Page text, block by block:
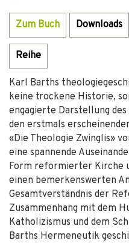
Zum Buch Downloads
Reihe
Karl Barths
keine trockene Historie,
engagierte Darstellung
den erstmals
«Die Theologie Zwinglis»
eine spannende
Form reformierter Kirche
einen bemerkenswerten
Gesamtverständnis der
Zusammenhang mit dem
Katholizismus und dem
Barths Hermeneutik